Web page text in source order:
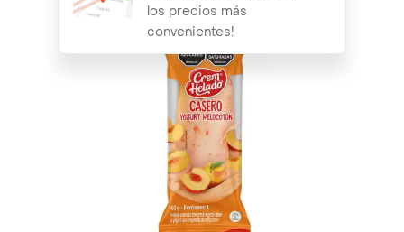
los precios más
convenientes!